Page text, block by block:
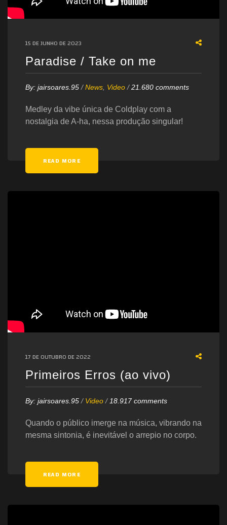
15 DE JUNHO DE 2023
Paradise / Take on me
By: jairsoares.95/News, Video/21.680 comments
Medley da vibe única de Coldplay com a
nostalgia de A-ha, nessa produção singular!
READ MORE
17 DE OUTUBRO DE 2022
Primeiros Erros (ao vivo)
By: jairsoares.95/ Video/18.917 comments
Quando o público imerge na música, vibrando na
mesma sintonia, é inevitável o arrepio no corpo.
READ MORE